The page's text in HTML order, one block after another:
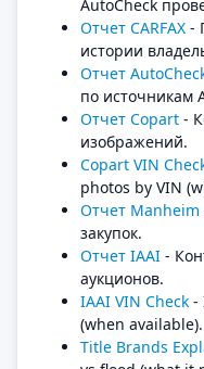
AutoCheck
Отчет CARFAX -
истории
Отчет
по источникам
Отчет Copart -
изображений.
Copart VIN
photos by VIN
Отчет Manheim
закупок.
Отчет IAAI -
аукционов.
IAAI VIN Check -
(when available).
Title Brands